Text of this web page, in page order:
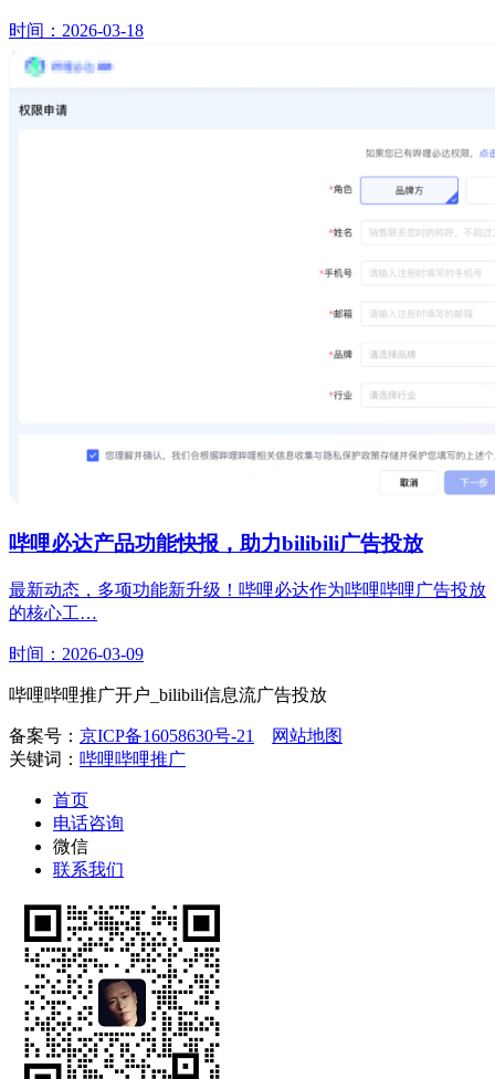
时间：2026-03-18
哔哩必达产品功能快报，助力bilibili广告投放
最新动态，多项功能新升级！哔哩必达作为哔哩哔哩广告投放
的核心工…
时间：2026-03-09
哔哩哔哩推广开户_bilibili信息流广告投放
备案号： 京ICP备16058630号-21
网站地图
关键词： 哔哩哔哩推广
首页
电话咨询
微信
联系我们